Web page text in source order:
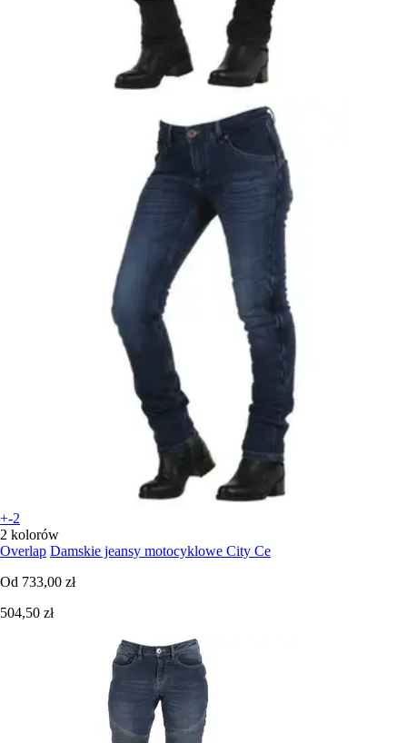
+-2
2 kolorów
Overlap Damskie jeansy motocyklowe City Ce
Od 733,00 zł
504,50 zł